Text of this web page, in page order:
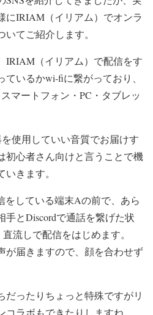
にIRIAM（イリアム）でオンラ
てご紹介します。
IRIAM（イリアム）で配信をす
いるかwi-fiに繋がっており、
マートフォン・PC・タブレッ
使用していい音質でお届けす
初心者さん向けと言うことで機
きます。
している端末Aの前で、あら
とDiscordで通話を繋げた状
流しで配信をはじめます。
が届きますので、顔を合わせず
だったりちょっと特殊ですがリ
ラボもできたりしますね。